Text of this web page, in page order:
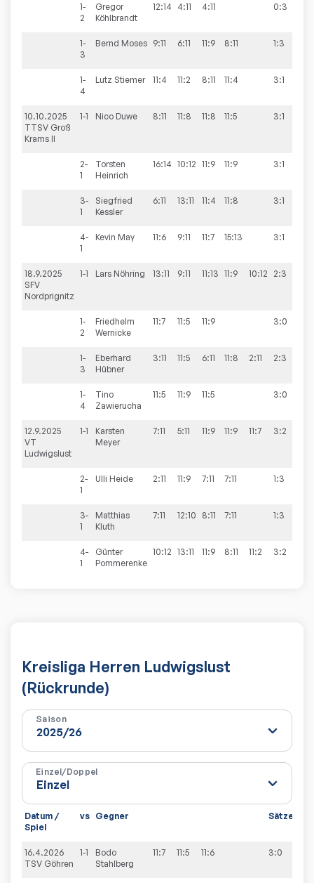
1-
2
Gregor
Köhlbrandt
12:14 4:11 4:11 0:3
1-
3
Bernd Moses 9:11 6:11 11:9 8:11 1:3
1-
4
Lutz Stiemer 11:4 11:2 8:11 11:4 3:1
10.10.2025
TTSV Groß
Krams II
1-1 Nico Duwe 8:11 11:8 11:8 11:5 3:1
2-
1
Torsten
Heinrich
16:14 10:12 11:9 11:9 3:1
3-
1
Siegfried
Kessler
6:11 13:11 11:4 11:8 3:1
4-
1
Kevin May 11:6 9:11 11:7 15:13 3:1
18.9.2025
SFV
Nordprignitz
1-1 Lars Nöhring 13:11 9:11 11:13 11:9 10:12 2:3
1-
2
Friedhelm
Wernicke
11:7 11:5 11:9 3:0
1-
3
Eberhard
Hübner
3:11 11:5 6:11 11:8 2:11 2:3
1-
4
Tino
Zawierucha
11:5 11:9 11:5 3:0
12.9.2025
VT
Ludwigslust
1-1
Karsten
Meyer
7:11 5:11 11:9 11:9 11:7 3:2
2-
1
Ulli Heide 2:11 11:9 7:11 7:11 1:3
3-
1
Matthias
Kluth
7:11 12:10 8:11 7:11 1:3
4-
1
Günter
Pommerenke
10:12 13:11 11:9 8:11 11:2 3:2
Kreisliga Herren Ludwigslust
(Rückrunde)
Saison
Einzel/Doppel
Datum /
Spiel
vs Gegner Sätze
16.4.2026
TSV Göhren
1-1
Bodo
Stahlberg
11:7 11:5 11:6 3:0